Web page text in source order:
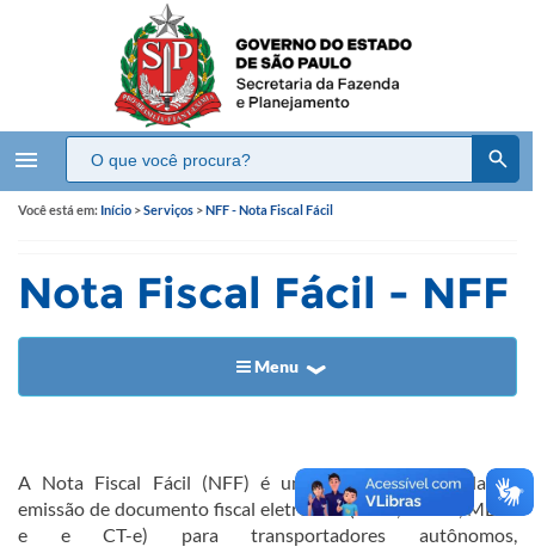
menu
Você está em: Início >Serviços >NFF - Nota Fiscal Fácil
Nota Fiscal Fácil - NFF
Menu
A Nota Fiscal Fácil (NFF) é uma forma simplificada de
emissão de documento fiscal eletrônico (NF-e, NFC-e, MDF-
e e CT-e) para transportadores autônomos,